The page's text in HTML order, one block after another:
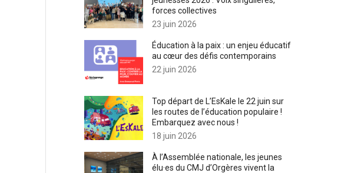
forces collectives
23 juin 2026
Éducation à la paix : un enjeu éducatif
au cœur des défis contemporains
22 juin 2026
Top départ de L’EsKale le 22 juin sur
les routes de l’éducation populaire !
Embarquez avec nous !
18 juin 2026
À l’Assemblée nationale, les jeunes
élu·es du CMJ d’Orgères vivent la